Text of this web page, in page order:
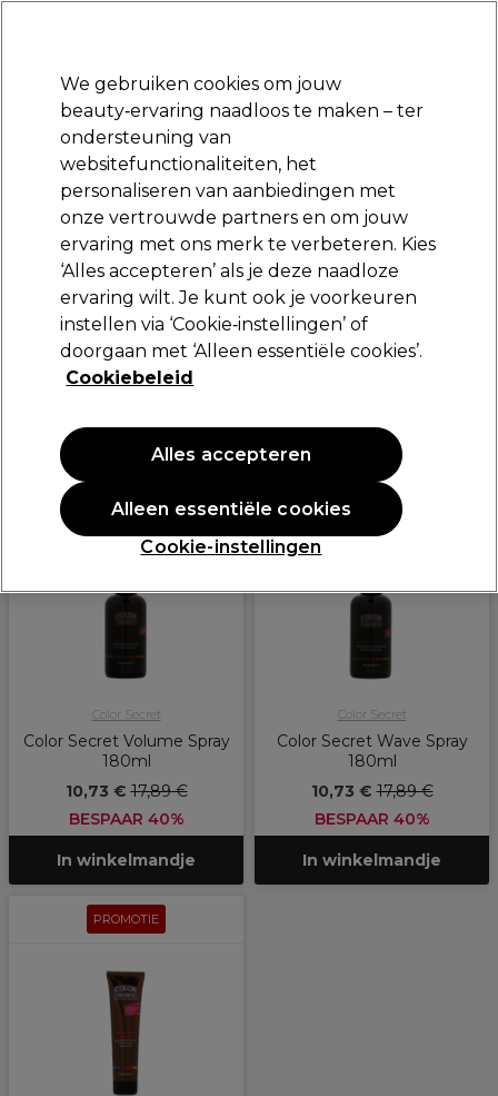
Aanmelden
Merken Deals Haar Elektra
Volgende dag geleverd*
Na verzending, maandag t/m vrijdag
Merken Color Secret
Color Secret
Sorteren op:Populariteit
PROMOTIE
Color Secret
Color Secret Volume Spray
180ml
10,73 €17,89 €
BESPAAR 40%
In winkelmandje
PROMOTIE
Color Secret
Color Secret Wave Spray
180ml
10,73 €17,89 €
BESPAAR 40%
In winkelmandje
PROMOTIE
We gebruiken cookies om jouw
beauty‑ervaring naadloos te maken – ter
ondersteuning van
websitefunctionaliteiten, het
personaliseren van aanbiedingen met
onze vertrouwde partners en om jouw
ervaring met ons merk te verbeteren. Kies
‘Alles accepteren’ als je deze naadloze
ervaring wilt. Je kunt ook je voorkeuren
instellen via ‘Cookie‑instellingen’ of
doorgaan met ‘Alleen essentiële cookies’.
Cookiebeleid
Cookie-instellingen
Alleen essentiële cookies
Alles accepteren